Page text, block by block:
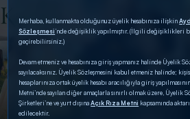
DİĞER SONUÇLAR
Merhaba, kullanmakta olduğunuz üyelik hesabınıza ilişkin
Sözleşmesi’nde değişiklik yapılmıştır. (İlgili değişiklikleri
geçirebilirsiniz.)
Devam etmeniz ve hesabınıza giriş yapmanız halinde Üyelik
sayılacaksınız. Üyelik Sözleşmesini kabul etmeniz halinde;
hesaplarınıza ortak üyelik hesabı aracılığıyla giriş
Metni’nde sayılan diğer amaçlarla sınırlı olmak üzere, Üyelik
Şirketleri’ne ve yurt dışınaAçık Rıza Metni kapsamında
edilecektir.